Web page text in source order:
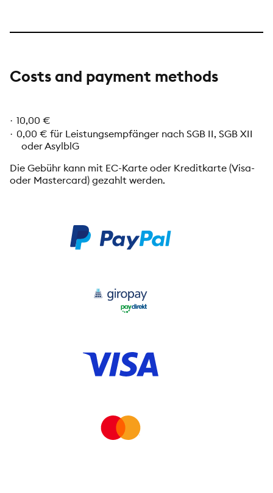
Costs and payment methods
· 10,00 €
· 0,00 € für Leistungsempfänger nach SGB II, SGB XII
oder AsylblG
Die Gebühr kann mit EC-Karte oder Kreditkarte (Visa-
oder Mastercard) gezahlt werden.